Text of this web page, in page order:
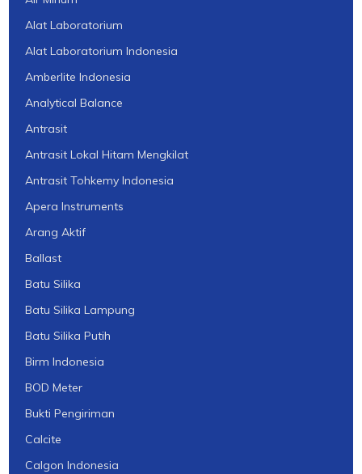
Alat Laboratorium
Alat Laboratorium Indonesia
Amberlite Indonesia
Analytical Balance
Antrasit
Antrasit Lokal Hitam Mengkilat
Antrasit Tohkemy Indonesia
Apera Instruments
Arang Aktif
Ballast
Batu Silika
Batu Silika Lampung
Batu Silika Putih
Birm Indonesia
BOD Meter
Bukti Pengiriman
Calcite
Calgon Indonesia